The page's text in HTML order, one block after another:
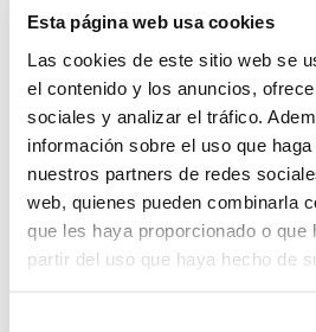
Esta página web usa cookies
Las cookies de este sitio web se
el contenido y los anuncios,
sociales y analizar el tráfico.
información sobre el uso que
nuestros partners de redes
web, quienes pueden combinarla
que les haya proporcionado o que
partir del uso que haya hecho de